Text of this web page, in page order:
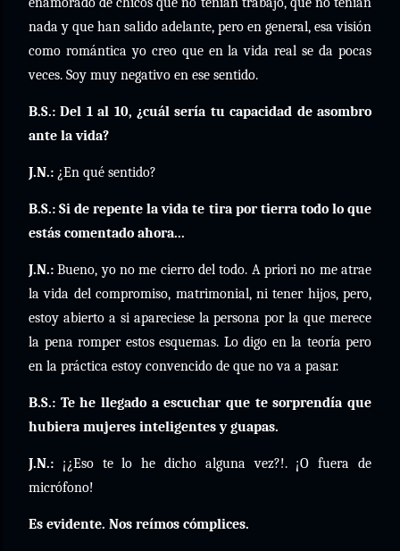
nada y que han salido adelante, pero en general, esa visión
como romántica yo creo que en la vida real se da pocas
veces. Soy muy negativo en ese sentido.
B.S.: Del 1 al 10, ¿cuál sería tu capacidad de asombro
ante la vida?
J.N.: ¿En qué sentido?
B.S.: Si de repente la vida te tira por tierra todo lo que
estás comentado ahora...
J.N.: Bueno, yo no me cierro del todo. A priori no me atrae
la vida del compromiso, matrimonial, ni tener hijos, pero,
estoy abierto a si apareciese la persona por la que merece
la pena romper estos esquemas. Lo digo en la teoría pero
en la práctica estoy convencido de que no va a pasar.
B.S.: Te he llegado a escuchar que te sorprendía que
hubiera mujeres inteligentes y guapas.
J.N.: ¡¿Eso te lo he dicho alguna vez?!. ¡O fuera de
micrófono!
Es evidente. Nos reímos cómplices.